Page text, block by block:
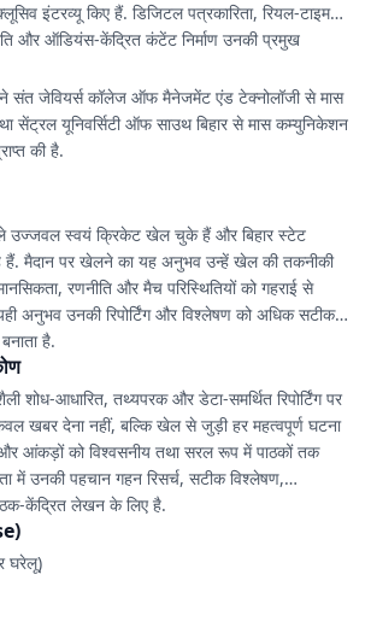
इंटरव्यू किए हैं. डिजिटल पत्रकारिता, रियल-टाइम
और ऑडियंस-केंद्रित कंटेंट निर्माण उनकी प्रमुख
संत जेवियर्स कॉलेज ऑफ मैनेजमेंट एंड टेक्नोलॉजी से मास
सेंट्रल यूनिवर्सिटी ऑफ साउथ बिहार से मास कम्युनिकेशन
की है.
उज्जवल स्वयं क्रिकेट खेल चुके हैं और बिहार स्टेट
हैं. मैदान पर खेलने का यह अनुभव उन्हें खेल की तकनीकी
रणनीति और मैच परिस्थितियों को गहराई से
अनुभव उनकी रिपोर्टिंग और विश्लेषण को अधिक सटीक,
है.
शोध-आधारित, तथ्यपरक और डेटा-समर्थित रिपोर्टिंग पर
खबर देना नहीं, बल्कि खेल से जुड़ी हर महत्वपूर्ण घटना
आंकड़ों को विश्वसनीय तथा सरल रूप में पाठकों तक
में उनकी पहचान गहन रिसर्च, सटीक विश्लेषण,
केंद्रित लेखन के लिए है.
घरेलू)